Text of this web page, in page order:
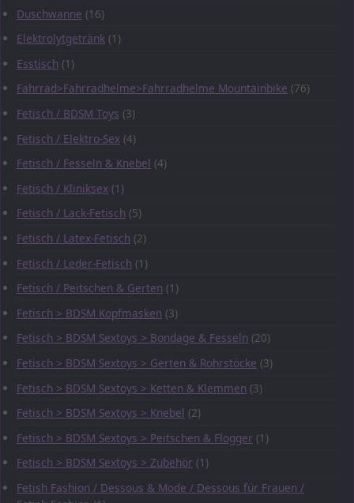
Duschwanne (16)
Elektrolytgetränk (1)
Esstisch (1)
Fahrrad>Fahrradhelme>Fahrradhelme Mountainbike (76)
Fetisch / BDSM Toys (3)
Fetisch / Elektro-Sex (4)
Fetisch / Fesseln & Knebel (4)
Fetisch / Kliniksex (1)
Fetisch / Lack-Fetisch (5)
Fetisch / Latex-Fetisch (2)
Fetisch / Leder-Fetisch (1)
Fetisch / Peitschen & Gerten (1)
Fetisch > BDSM Kopfmasken (3)
Fetisch > BDSM Sextoys > Bondage & Fesseln (20)
Fetisch > BDSM Sextoys > Gerten & Rohrstöcke (3)
Fetisch > BDSM Sextoys > Ketten & Klemmen (3)
Fetisch > BDSM Sextoys > Knebel (2)
Fetisch > BDSM Sextoys > Peitschen & Flogger (1)
Fetisch > BDSM Sextoys > Zubehör (1)
Fetish Fashion / Dessous & Mode / Dessous für Frauen /